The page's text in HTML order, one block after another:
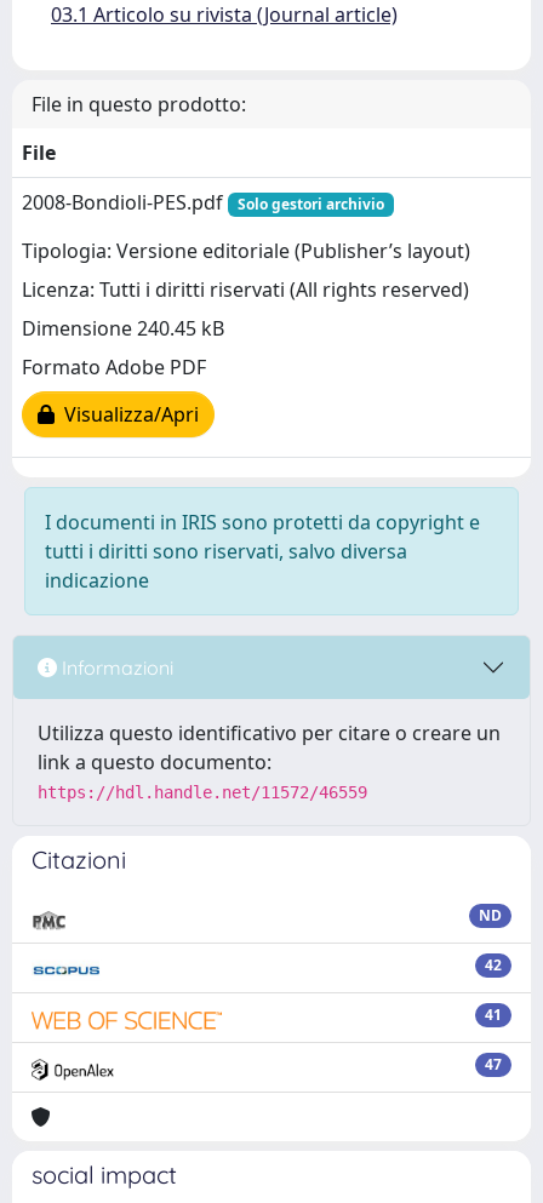
03.1 Articolo su rivista (Journal article)
File in questo prodotto:
File
2008-Bondioli-PES.pdf
Solo gestori archivio
Tipologia: Versione editoriale (Publisher’s layout)
Licenza: Tutti i diritti riservati (All rights reserved)
Dimensione 240.45 kB
Formato Adobe PDF
Visualizza/Apri
I documenti in IRIS sono protetti da copyright e
tutti i diritti sono riservati, salvo diversa
indicazione
Informazioni
Utilizza questo identificativo per citare o creare un
link a questo documento:
https://hdl.handle.net/11572/46559
Citazioni
ND
42
41
47
social impact